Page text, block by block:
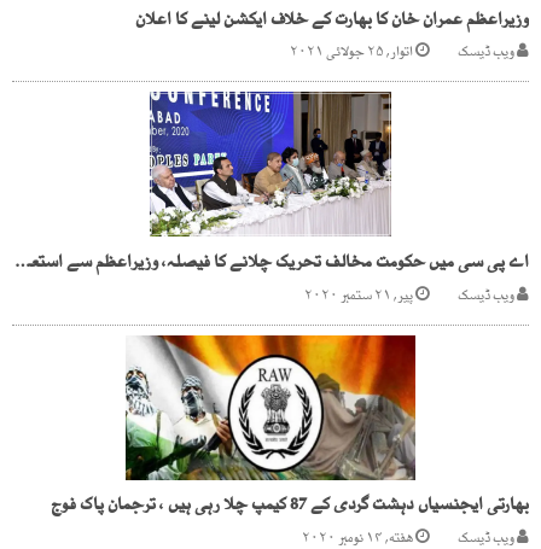
وزیراعظم عمران خان کا بھارت کے خلاف ایکشن لینے کا اعلان
ویب ڈیسک اتوار, ۲۵ جولائی ۲۰۲۱
اے پی سی میں حکومت مخالف تحریک چلانے کا فیصلہ، وزیراعظم سے استعفیٰ کا مطالبہ
ویب ڈیسک پیر, ۲۱ ستمبر ۲۰۲۰
بھارتی ایجنسیاں دہشت گردی کے 87 کیمپ چلا رہی ہیں ، ترجمان پاک فوج
ویب ڈیسک هفته, ۱۴ نومبر ۲۰۲۰